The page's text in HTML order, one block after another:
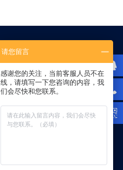
请您留言
感谢您的关注，当前客服人员不在
线，请填写一下您咨询的内容，我
们会尽快和您联系。